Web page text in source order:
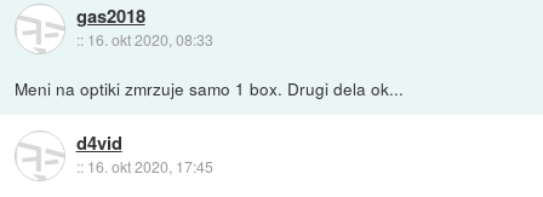
gas2018
:: 16. okt 2020, 08:33
Meni na optiki zmrzuje samo 1 box. Drugi dela ok...
d4vid
:: 16. okt 2020, 17:45